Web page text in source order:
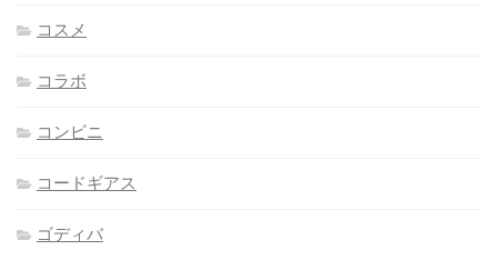
コスメ
コラボ
コンビニ
コードギアス
ゴディバ